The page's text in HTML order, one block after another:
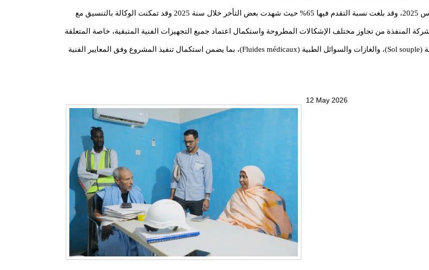
يُذكر أن أشغال إكمال بناء المستشفى انطلقت بتاريخ 15 مارس 2025، وقد بلغت نسبة التقدم فيها 65% حيث شهدت بعض التأخر خلال سنة 2025 وقد تمكنت الوكالة بالتنسيق مع
المنفذة من تجاوز مختلف الإشكالات المطروحة واستكمال اعتماد جميع التجهيزات الفنية المتبقية، خاصة المتعلقة
بالتكييف المركزي (Climatisation centrale)، والأرضيات المرنة (Sol souple)، والغازات والسوائل الطبية (Fluides médicaux)، بما يضمن استكمال تنفيذ المشروع وفق المعايير الفنية
12 May 2026